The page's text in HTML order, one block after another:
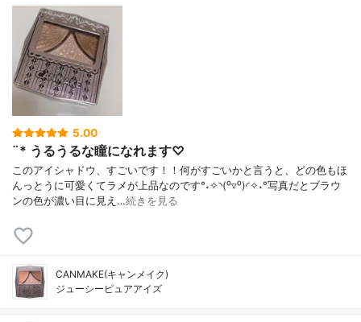
5.00
¨* うるうるな瞳になれます♡
このアイシャドウ、すごいです！！何がすごいかと言うと、どの色もほ
んっとうに可愛くてラメが上品なのです°˖✧◝(⁰▿⁰)◜✧˖°写真だとブラウ
ンの色が濃い目に見え…続きを見る
CANMAKE(キャンメイク)
ジューシーピュアアイズ